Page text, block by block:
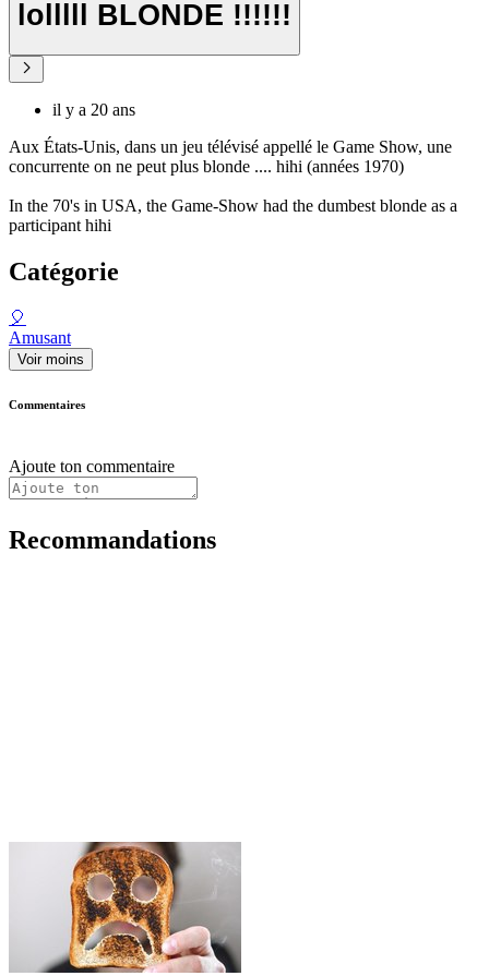
lolllll BLONDE !!!!!!
il y a 20 ans
Aux États-Unis, dans un jeu télévisé appellé le Game Show, une
concurrente on ne peut plus blonde .... hihi (années 1970)
In the 70's in USA, the Game-Show had the dumbest blonde as a
participant hihi
Catégorie
🎈
Amusant
Voir moins
Commentaires
Ajoute ton commentaire
Recommandations